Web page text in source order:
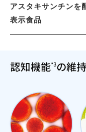
アスタキサンチンを
表示食品